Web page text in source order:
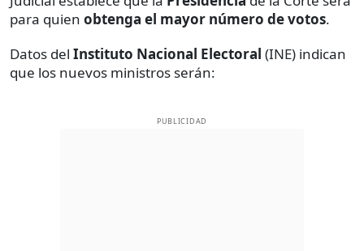
para quien obtenga el mayor número de votos.
Datos del Instituto Nacional Electoral (INE) indican
que los nuevos ministros serán:
PUBLICIDAD